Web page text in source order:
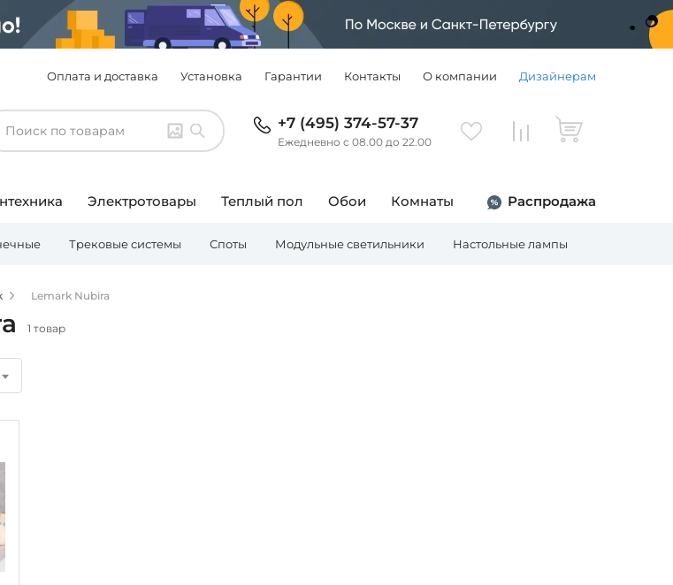
Оплата и доставка Установка Гарантии Контакты О компании Дизайнерам
+7 (495) 374-57-37
Ежедневно с 08.00 до 22.00
Электротовары Теплый пол Обои Комнаты Распродажа
Трековые системы Споты Модульные светильники Настольные лампы
Lemark Nubira
1 товар